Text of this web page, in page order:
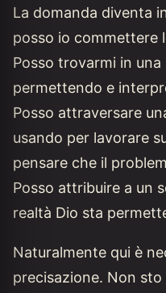
La domanda diventa
posso io commettere
Posso trovarmi in
permettendo e
Posso attraversare
usando per lavorare
pensare che il
Posso attribuire a un
realtà Dio sta
Naturalmente qui è
precisazione. Non